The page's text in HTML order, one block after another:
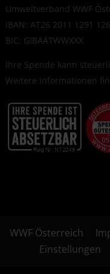
Umweltverband WWF
IBAN: AT26 2011 1291
BIC: GIBAATWWXXX
Ihre Spende kann
Weitere Informationen
WWF Österreich
Einstellungen